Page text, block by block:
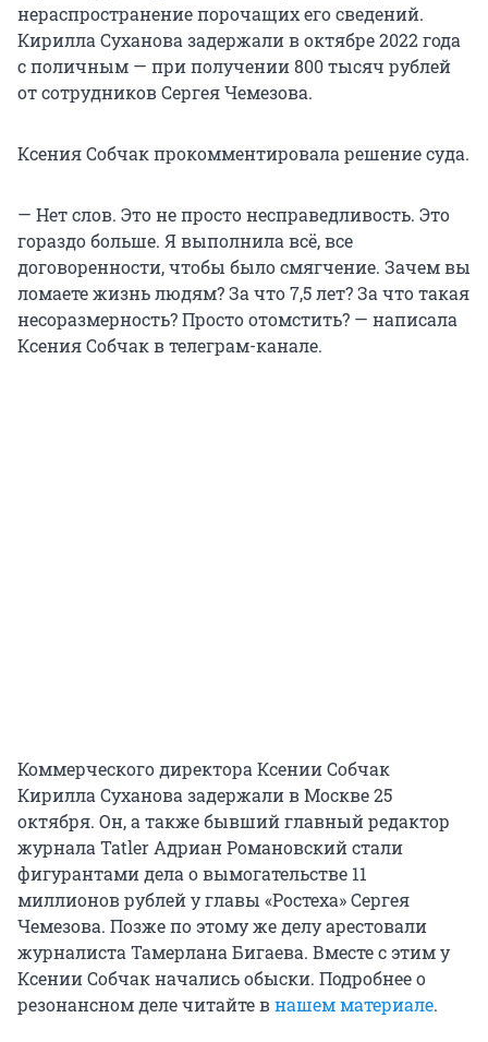
нераспространение порочащих его сведений.
Кирилла Суханова задержали в октябре 2022 года
с поличным — при получении 800 тысяч рублей
от сотрудников Сергея Чемезова.
Ксения Собчак прокомментировала решение суда.
— Нет слов. Это не просто несправедливость. Это
гораздо больше. Я выполнила всё, все
договоренности, чтобы было смягчение. Зачем вы
ломаете жизнь людям? За что 7,5 лет? За что такая
несоразмерность? Просто отомстить? — написала
Ксения Собчак в телеграм-канале.
Коммерческого директора Ксении Собчак
Кирилла Суханова задержали в Москве 25
октября. Он, а также бывший главный редактор
журнала Tatler Адриан Романовский стали
фигурантами дела о вымогательстве 11
миллионов рублей у главы «Ростеха» Сергея
Чемезова. Позже по этому же делу арестовали
журналиста Тамерлана Бигаева. Вместе с этим у
Ксении Собчак начались обыски. Подробнее о
резонансном деле читайте внашем материале.